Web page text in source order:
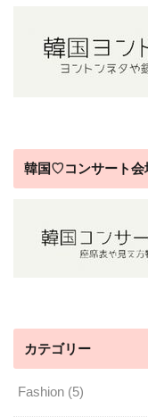
韓国♡コンサート会
カテゴリー
Fashion (5)